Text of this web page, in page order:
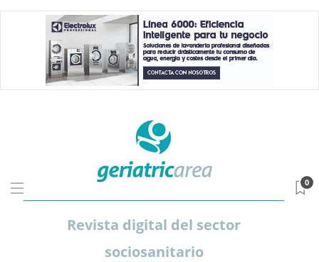
Revista digital del sector
sociosanitario
0